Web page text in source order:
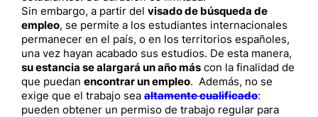
Sin embargo, a partir del visado de búsqueda de
empleo, se permite a los estudiantes internacionales
permanecer en el país, o en los territorios españoles,
una vez hayan acabado sus estudios. De esta manera,
su estancia se alargará un año más con la finalidad de
que puedan encontrar un empleo. Además, no se
exige que el trabajo sea altamente cualificado:
pueden obtener un permiso de trabajo regular para